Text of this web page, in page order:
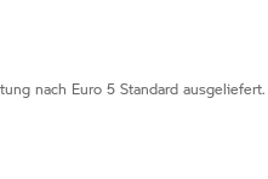
nach Euro 5 Standard